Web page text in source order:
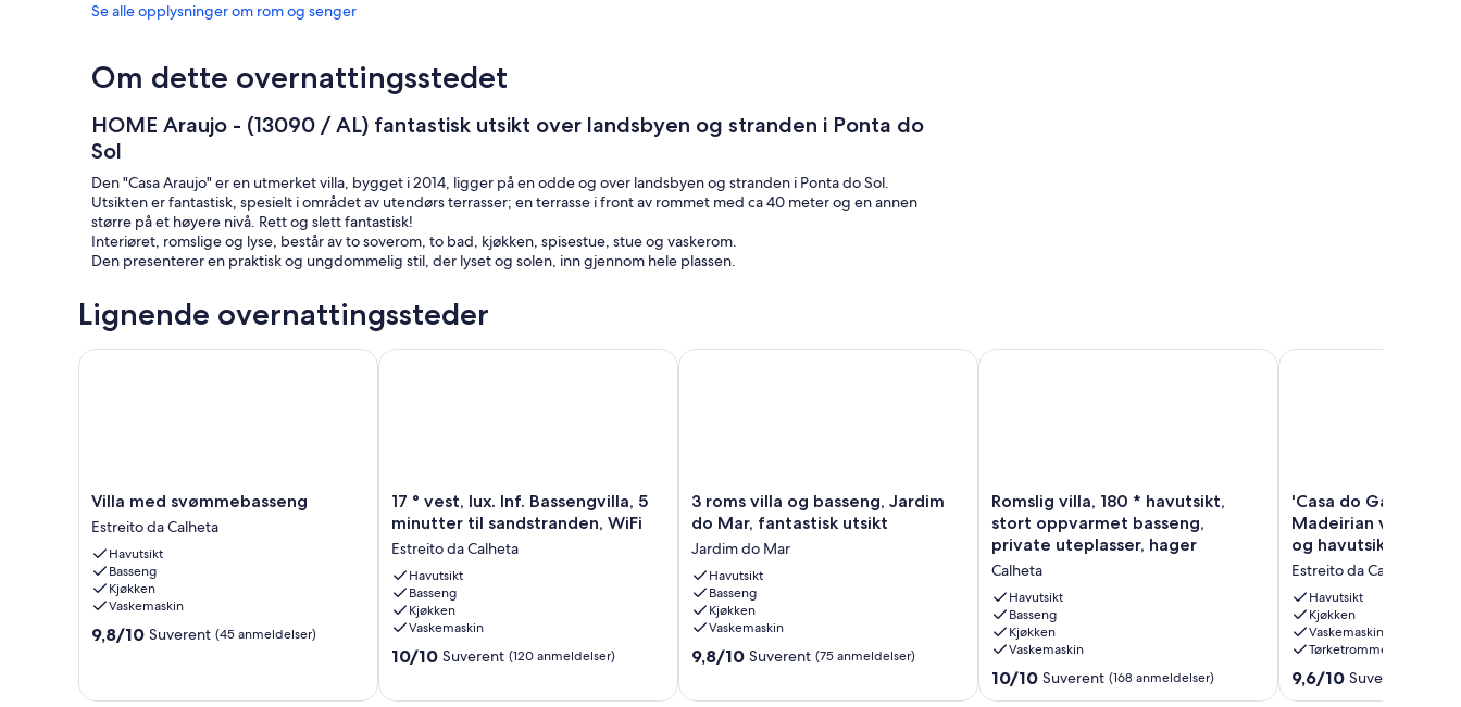
Se alle opplysninger om rom og senger
Om dette overnattingsstedet
HOME Araujo - (13090 / AL) fantastisk utsikt over landsbyen og stranden i Ponta do
Sol
Den "Casa Araujo" er en utmerket villa, bygget i 2014, ligger på en odde og over landsbyen og stranden i Ponta do Sol.
Utsikten er fantastisk, spesielt i området av utendørs terrasser; en terrasse i front av rommet med ca 40 meter og en annen
større på et høyere nivå. Rett og slett fantastisk!
Interiøret, romslige og lyse, består av to soverom, to bad, kjøkken, spisestue, stue og vaskerom.
Den presenterer en praktisk og ungdommelig stil, der lyset og solen, inn gjennom hele plassen.
Lignende overnattingssteder
Villa
med
svømmebasseng
Estreito
da
Calheta
Villa med svømmebasseng
Estreito da Calheta
Havutsikt
Basseng
Kjøkken
Vaskemaskin
9.8
9,8/10 Suverent (45 anmeldelser)
Villa med svømmebasseng
17
°
lux.
Inf.
Bassengvilla,
5
minutter
til
17 ° vest, lux. Inf. Bassengvilla, 5
minutter til sandstranden, WiFi
Estreito da Calheta
Havutsikt
Basseng
Kjøkken
Vaskemaskin
10.0
10/10 Suverent (120 anmeldelser)
17 ° vest, lux. Inf. Bassengvilla, 5 minutter til sandstranden, WiFi
3
roms
og
basseng,
Jardim
do
Mar,
fantastisk
3 roms villa og basseng, Jardim
do Mar, fantastisk utsikt
Jardim do Mar
Havutsikt
Basseng
Kjøkken
Vaskemaskin
9.8
9,8/10 Suverent (75 anmeldelser)
3 roms villa og basseng, Jardim do Mar, fantastisk utsikt
Romslig
villa,
180
*
havutsikt,
stort
oppvarmet
basseng,
private
uteplasser,
Romslig villa, 180 * havutsikt,
stort oppvarmet basseng,
private uteplasser, hager
Calheta
Havutsikt
Basseng
Kjøkken
Vaskemaskin
10.0
av
10/10 Suverent (168 anmeldelser)
Romslig villa, 180 * havutsikt, stort oppvarmet basseng,
'Casa
do
Gabriel'
romslige
Madeirian
villa
med
privat
hage
og
'Casa do Gabriel'
Madeirian villa med
og havutsikt
Estreito da Calheta,
Havutsikt
Kjøkken
Vaskemaskin
Tørketrommel
9.6
av
9,6/10 Suverent
'Casa do Gabriel'